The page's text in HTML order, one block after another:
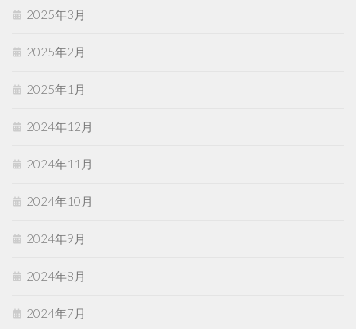
2025年3月
2025年2月
2025年1月
2024年12月
2024年11月
2024年10月
2024年9月
2024年8月
2024年7月